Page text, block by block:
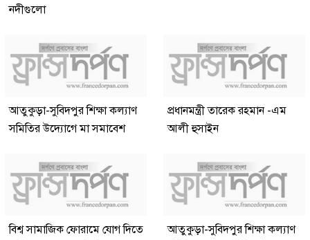
নদীগুলো
আতুকুড়া-সুবিদপুর শিক্ষা কল্যাণ
সমিতির উদ্যোগে মা সমাবেশ
প্রধানমন্ত্রী তারেক রহমান -এম
আলী হুসাইন
বিশ্ব সামাজিক ফোরামে যোগ দিতে
আতুকুড়া-সুবিদপুর শিক্ষা কল্যাণ